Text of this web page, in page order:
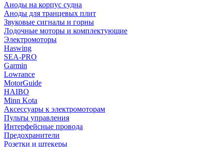
Аноды на корпус судна
Аноды для транцевых плит
Звуковые сигналы и горны
Лодочные моторы и комплектующие
Электромоторы
Haswing
SEA-PRO
Garmin
Lowrance
MotorGuide
HAIBO
Minn Kota
Аксессуары к электромоторам
Пульты управления
Интерфейсные провода
Предохранители
Розетки и штекеры